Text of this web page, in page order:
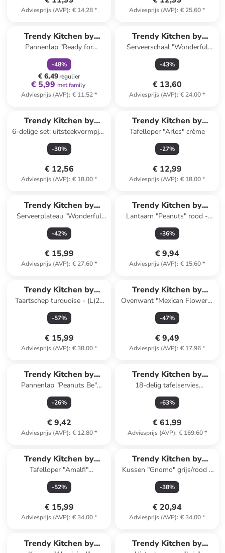
Adviesprijs (AVP): € 14,28* Adviesprijs (AVP): € 25,60*
Trendy Kitchen by
EXCÉLSA
Pannenlap "Ready for
Christmas" crème/rood - (L)20
x (B)20 cm
-48%
€ 6,49regulier
€ 5,99 met family
Adviesprijs (AVP): € 11,52*
Trendy Kitchen by
EXCÉLSA
Serveerschaal "Wonderful
Ginder" wit/rood - (L)17,5 x
(B)17,5 cm
-43%
€ 13,60
Adviesprijs (AVP): € 24,00*
Trendy Kitchen by
EXCÉLSA
6-delige set: uitsteekvormpjes
"Wonderful Ginger"
zilverkleurig
-30%
€ 12,56
Adviesprijs (AVP): € 18,00*
Trendy Kitchen by
EXCÉLSA
Tafelloper "Arles" crème
-27%
€ 12,99
Adviesprijs (AVP): € 18,00*
Trendy Kitchen by
EXCÉLSA
Serveerplateau "Wonderful
Ginger" lichtbruin - (L)19 x
(B)16,5 cm
-42%
€ 15,99
Adviesprijs (AVP): € 27,60*
Trendy Kitchen by
EXCÉLSA
Lantaarn "Peanuts" rood -
(H)13 x Ø 7,5 cm
-36%
€ 9,94
Adviesprijs (AVP): € 15,60*
Trendy Kitchen by
EXCÉLSA
Taartschep turquoise - (L)25
cm
-57%
€ 15,99
Adviesprijs (AVP): € 38,00*
Trendy Kitchen by
EXCÉLSA
Ovenwant "Mexican Flowers"
meerkleurig/rood - (L)32 x
(B)18 cm
-47%
€ 9,49
Adviesprijs (AVP): € 17,96*
Trendy Kitchen by
EXCÉLSA
Pannenlap "Peanuts Be"
meerkleurig - (L)20 x (B)20 cm
-26%
€ 9,42
Adviesprijs (AVP): € 12,80*
Trendy Kitchen by
EXCÉLSA
18-delig tafelservies
wit/groen/geel
-63%
€ 61,99
Adviesprijs (AVP): € 169,60*
Trendy Kitchen by
EXCÉLSA
Tafelloper "Amalfi"
donkerblauw - (L)140 x (B)45
cm
-52%
€ 15,99
Adviesprijs (AVP): € 34,00*
Trendy Kitchen by
EXCÉLSA
Kussen "Gnomo" grijs/rood -
(B)45 x (H)30 cm
-38%
€ 20,94
Adviesprijs (AVP): € 34,00*
Trendy Kitchen by
Trendy Kitchen by